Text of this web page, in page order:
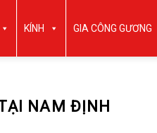
KÍNH GIA CÔNG GƯƠNG
NAM ĐỊNH